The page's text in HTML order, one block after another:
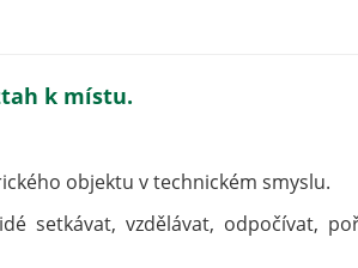
k místu.
objektu v technickém smyslu.
setkávat, vzdělávat, odpočívat,